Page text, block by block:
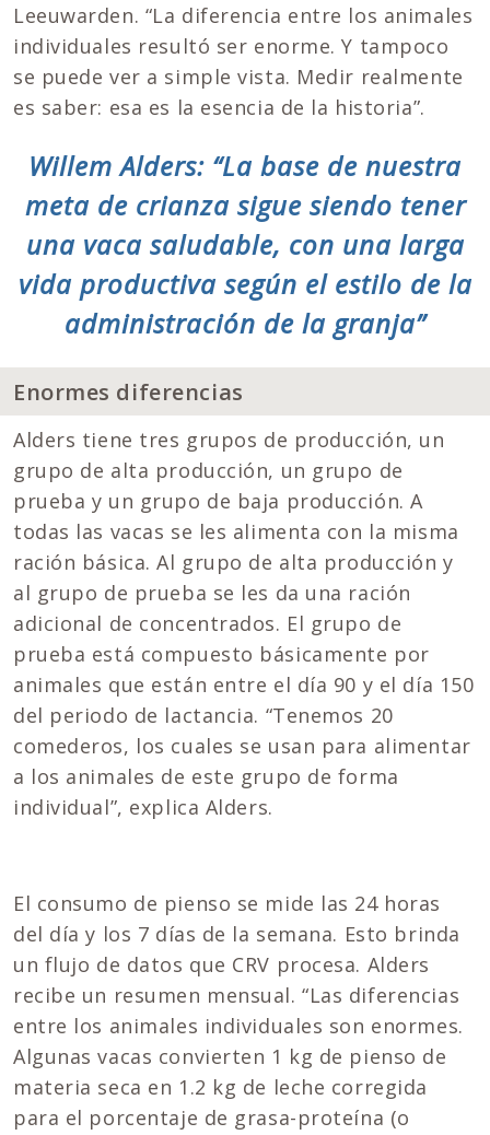
Leeuwarden. “La diferencia entre los animales
individuales resultó ser enorme. Y tampoco
se puede ver a simple vista. Medir realmente
es saber: esa es la esencia de la historia”.
Willem Alders: “La base de nuestra
meta de crianza sigue siendo tener
una vaca saludable, con una larga
vida productiva según el estilo de la
administración de la granja”
Enormes diferencias
Alders tiene tres grupos de producción, un
grupo de alta producción, un grupo de
prueba y un grupo de baja producción. A
todas las vacas se les alimenta con la misma
ración básica. Al grupo de alta producción y
al grupo de prueba se les da una ración
adicional de concentrados. El grupo de
prueba está compuesto básicamente por
animales que están entre el día 90 y el día 150
del periodo de lactancia. “Tenemos 20
comederos, los cuales se usan para alimentar
a los animales de este grupo de forma
individual”, explica Alders.
El consumo de pienso se mide las 24 horas
del día y los 7 días de la semana. Esto brinda
un flujo de datos que CRV procesa. Alders
recibe un resumen mensual. “Las diferencias
entre los animales individuales son enormes.
Algunas vacas convierten 1 kg de pienso de
materia seca en 1.2 kg de leche corregida
para el porcentaje de grasa-proteína (o